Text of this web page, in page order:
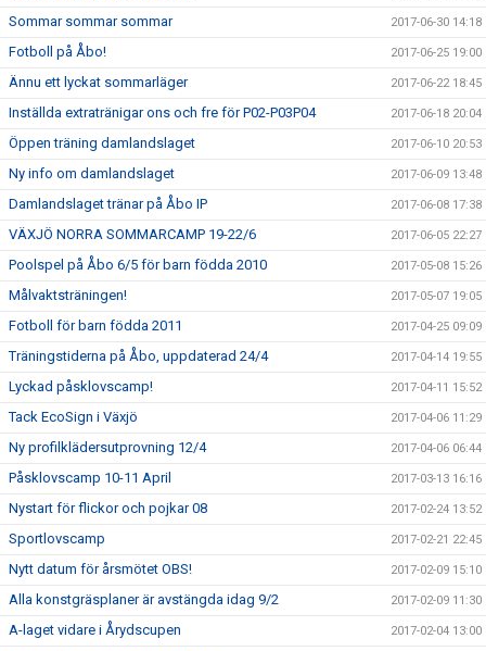
Sommar sommar sommar 2017-06-30 14:18
Fotboll på Åbo! 2017-06-25 19:00
Ännu ett lyckat sommarläger 2017-06-22 18:45
Inställda extratränigar ons och fre för P02-P03P04 2017-06-18 20:04
Öppen träning damlandslaget 2017-06-10 20:53
Ny info om damlandslaget 2017-06-09 13:48
Damlandslaget tränar på Åbo IP 2017-06-08 17:38
VÄXJÖ NORRA SOMMARCAMP 19-22/6 2017-06-05 22:27
Poolspel på Åbo 6/5 för barn födda 2010 2017-05-08 15:26
Målvaktsträningen! 2017-05-07 19:05
Fotboll för barn födda 2011 2017-04-25 09:09
Träningstiderna på Åbo, uppdaterad 24/4 2017-04-14 19:55
Lyckad påsklovscamp! 2017-04-11 15:52
Tack EcoSign i Växjö 2017-04-06 11:29
Ny profilklädersutprovning 12/4 2017-04-06 06:44
Påsklovscamp 10-11 April 2017-03-13 16:16
Nystart för flickor och pojkar 08 2017-02-24 13:52
Sportlovscamp 2017-02-21 22:45
Nytt datum för årsmötet OBS! 2017-02-09 15:10
Alla konstgräsplaner är avstängda idag 9/2 2017-02-09 11:30
A-laget vidare i Årydscupen 2017-02-04 13:00